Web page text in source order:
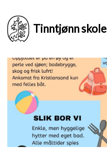
Tinntjønn skole